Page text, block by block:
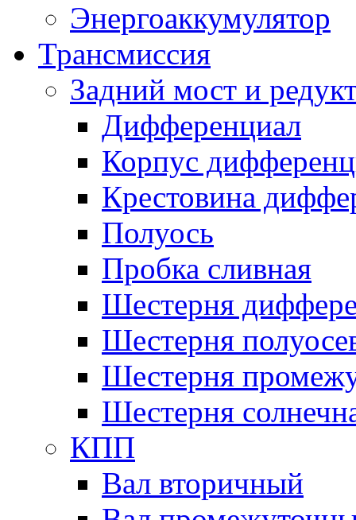
Энергоаккумулятор
Трансмиссия
Задний мост и
Дифференциал
Корпус
Крестовина
Полуось
Пробка сливная
Шестерня
Шестерня
Шестерня
Шестерня
КПП
Вал вторичный